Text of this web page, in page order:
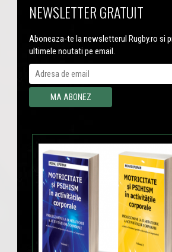
NEWSLETTER GRATUIT
Aboneaza-te la newsletterul Rugby.ro si
ultimele noutati pe email.